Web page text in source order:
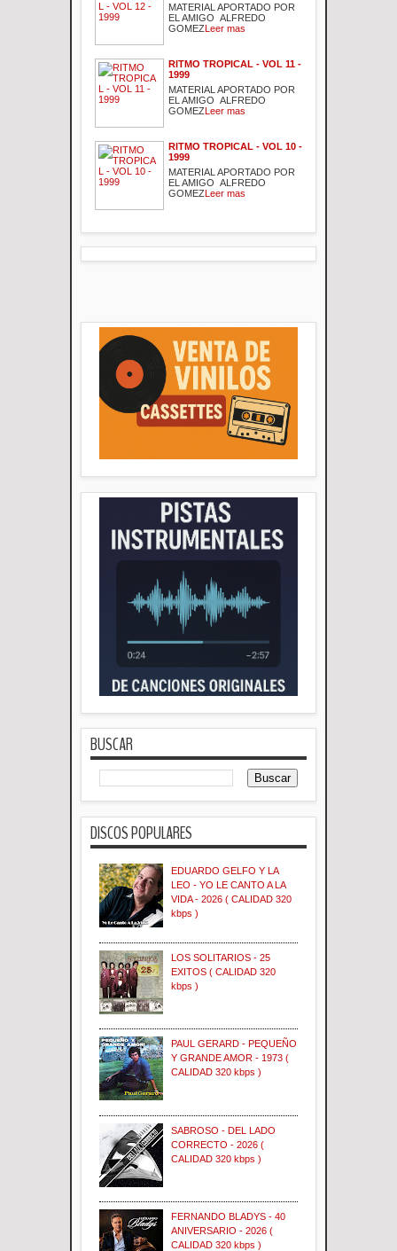
MATERIAL APORTADO POR
EL AMIGO ALFREDO
GOMEZLeer mas
RITMO TROPICAL - VOL 11 -
1999
MATERIAL APORTADO POR
EL AMIGO ALFREDO
GOMEZLeer mas
RITMO TROPICAL - VOL 10 -
1999
MATERIAL APORTADO POR
EL AMIGO ALFREDO
GOMEZLeer mas
BUSCAR
DISCOS POPULARES
EDUARDO GELFO Y LA
LEO - YO LE CANTO A LA
VIDA - 2026 ( CALIDAD 320
kbps )
LOS SOLITARIOS - 25
EXITOS ( CALIDAD 320
kbps )
PAUL GERARD - PEQUEÑO
Y GRANDE AMOR - 1973 (
CALIDAD 320 kbps )
SABROSO - DEL LADO
CORRECTO - 2026 (
CALIDAD 320 kbps )
FERNANDO BLADYS - 40
ANIVERSARIO - 2026 (
CALIDAD 320 kbps )